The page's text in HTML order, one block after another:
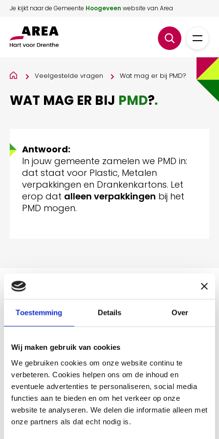
Toestemming Details Over
Wij maken gebruik van cookies
We gebruiken cookies om onze website continu te
verbeteren. Cookies helpen ons om de inhoud en
eventuele advertenties te personaliseren, social media
functies aan te bieden en om het verkeer op onze
website te analyseren. We delen die informatie alleen met
onze partners als dat echt nodig is.
Je kijkt naar de Gemeente Hoogeveen website van Area
Veelgestelde vragen Wat mag er bij PMD?
WAT MAG ER BIJ PMD?.
Antwoord:
In jouw gemeente zamelen we PMD in:
dat staat voor Plastic, Metalen
verpakkingen en Drankenkartons. Let
erop dat alleen verpakkingen bij het
PMD mogen.
DOE MEE MET PMD!
drankenkartons
deze materialen opnieuw gebruiken.
Samen zorgen we voor minder restafval en meer
hergebruik van grondstoffen!
Alles over PMD